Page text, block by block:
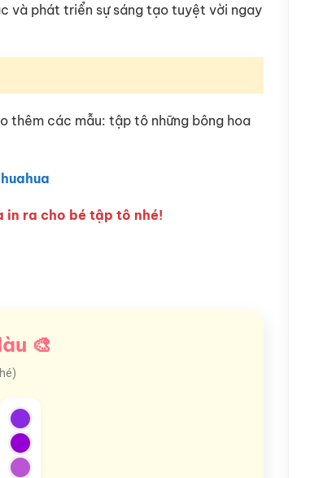
và phát triển sự sáng tạo tuyệt vời ngay
thêm các mẫu: tập tô những bông hoa
ra cho bé tập tô nhé!
🎨